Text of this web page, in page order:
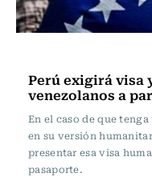
Perú exigirá visa
venezolanos a
En el caso de que
en su versión
presentar esa visa
pasaporte.